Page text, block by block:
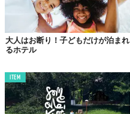
大人はお断り！子どもだけが泊まれ
るホテル
ITEM